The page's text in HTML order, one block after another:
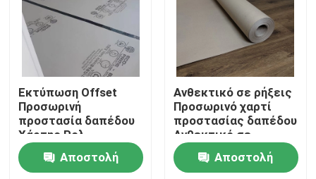
Πάτωμα κατασκευής που καλύπτει το έγγραφο
Έγγραφο εκτύπωσης χαρτονιού
Αδιάβροχα φύλλα δαπέδων
Προσωρινή προστατευτική κάλυψη πατωμάτων
Εκτύπωση Offset
Προσωρινή
προστασία δαπέδου
Χάρτης Ρολ
Διακόσμηση Έργο
κατασκευήςΑποστολή
Ανθεκτικό σε ρήξεις
Προσωρινό χαρτί
προστασίας δαπέδου
Ανθεκτικό σε
γλιστρίσματα 0,9mm
Αποστολή